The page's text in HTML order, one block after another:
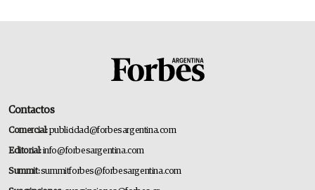
Contactos
Comercial:publicidad@forbesargentina.com
Editorial:info@forbesargentina.com
Summit:summitforbes@forbesargentina.com